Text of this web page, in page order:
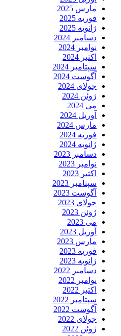
مارس 2025
فوریه 2025
ژانویه 2025
دسامبر 2024
نوامبر 2024
اکتبر 2024
سپتامبر 2024
آگوست 2024
جولای 2024
ژوئن 2024
می 2024
آوریل 2024
مارس 2024
فوریه 2024
ژانویه 2024
دسامبر 2023
نوامبر 2023
اکتبر 2023
سپتامبر 2023
آگوست 2023
جولای 2023
ژوئن 2023
می 2023
آوریل 2023
مارس 2023
فوریه 2023
ژانویه 2023
دسامبر 2022
نوامبر 2022
اکتبر 2022
سپتامبر 2022
آگوست 2022
جولای 2022
ژوئن 2022